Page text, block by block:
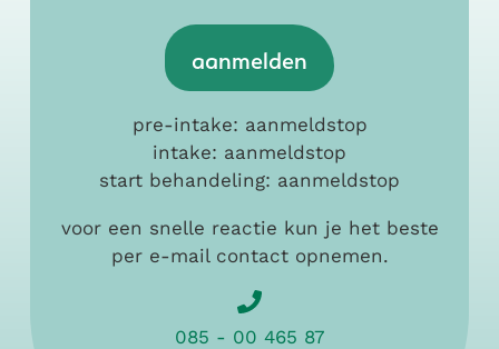
aanmelden
pre-intake: aanmeldstop
intake: aanmeldstop
start behandeling: aanmeldstop
voor een snelle reactie kun je het beste
per e-mail contact opnemen.
085 - 00 465 87